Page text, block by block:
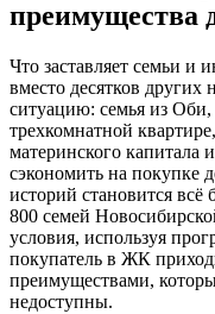
преимущества
Что заставляет семьи и
вместо десятков других
ситуацию: семья из
трехкомнатной
материнского капитала
сэкономить на покупке
историй становится
800 семей
условия, используя
покупатель в ЖК
преимуществами,
недоступны.